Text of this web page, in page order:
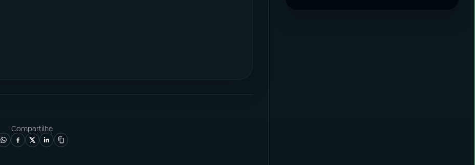
Compartilhe